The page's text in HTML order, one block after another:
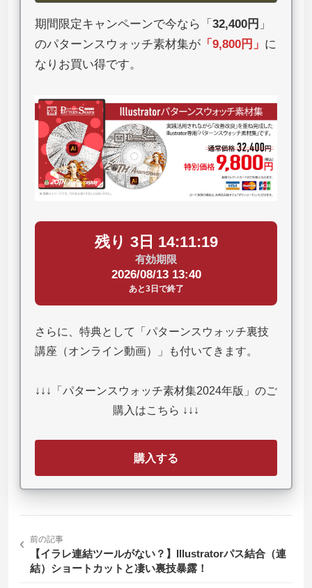
期間限定キャンペーンで今なら「 32,400円 」
のパターンスウォッチ素材集が 「 9,800円 」 に
なりお買い得です。
残り 3日 14:11:18
有効期限
2026/08/13 13:40
あと3日で終了
さらに、特典として「パターンスウォッチ裏技
講座（オンライン動画）」も付いてきます。
↓↓↓「パターンスウォッチ素材集2024年版」のご
購入はこちら ↓↓↓
購入する
‹ 前の記事
【イラレ連結ツールがない？】Illustratorパス結合（連
結）ショートカットと凄い裏技暴露！